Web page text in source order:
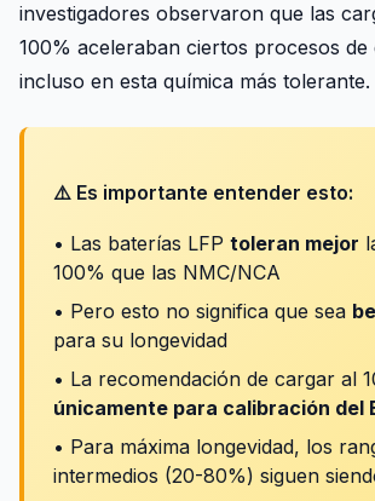
investigadores observaron que las
100% aceleraban ciertos procesos de
incluso en esta química más tolerante.
⚠️ Es importante entender esto:
• Las baterías LFP toleran mejor
100% que las NMC/NCA
• Pero esto no significa que sea
para su longevidad
• La recomendación de cargar al
únicamente para calibración del
• Para máxima longevidad, los
intermedios (20-80%) siguen